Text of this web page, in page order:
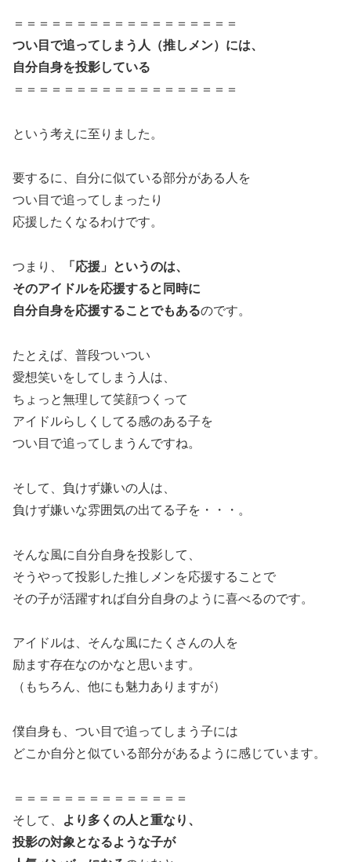
＝＝＝＝＝＝＝＝＝＝＝＝＝＝＝＝＝＝
つい目で追ってしまう人（推しメン）には、
自分自身を投影している
＝＝＝＝＝＝＝＝＝＝＝＝＝＝＝＝＝＝
という考えに至りました。
要するに、自分に似ている部分がある人を
つい目で追ってしまったり
応援したくなるわけです。
つまり、
「応援」というのは、
そのアイドルを応援すると同時に
自分自身を応援することでもあるのです。
たとえば、普段ついつい
愛想笑いをしてしまう人は、
ちょっと無理して笑顔つくって
アイドルらしくしてる感のある子を
つい目で追ってしまうんですね。
そして、負けず嫌いの人は、
負けず嫌いな雰囲気の出てる子を・・・。
そんな風に自分自身を投影して、
そうやって投影した推しメンを応援することで
その子が活躍すれば自分自身のように喜べるのです。
アイドルは、そんな風にたくさんの人を
励ます存在なのかなと思います。
（もちろん、他にも魅力ありますが）
僕自身も、つい目で追ってしまう子には
どこか自分と似ている部分があるように感じています。
＝＝＝＝＝＝＝＝＝＝＝＝＝＝
そして、
より多くの人と重なり、
投影の対象となるような子が